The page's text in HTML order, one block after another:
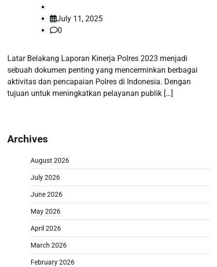
July 11, 2025
0
Latar Belakang Laporan Kinerja Polres 2023 menjadi
sebuah dokumen penting yang mencerminkan berbagai
aktivitas dan pencapaian Polres di Indonesia. Dengan
tujuan untuk meningkatkan pelayanan publik […]
Archives
August 2026
July 2026
June 2026
May 2026
April 2026
March 2026
February 2026